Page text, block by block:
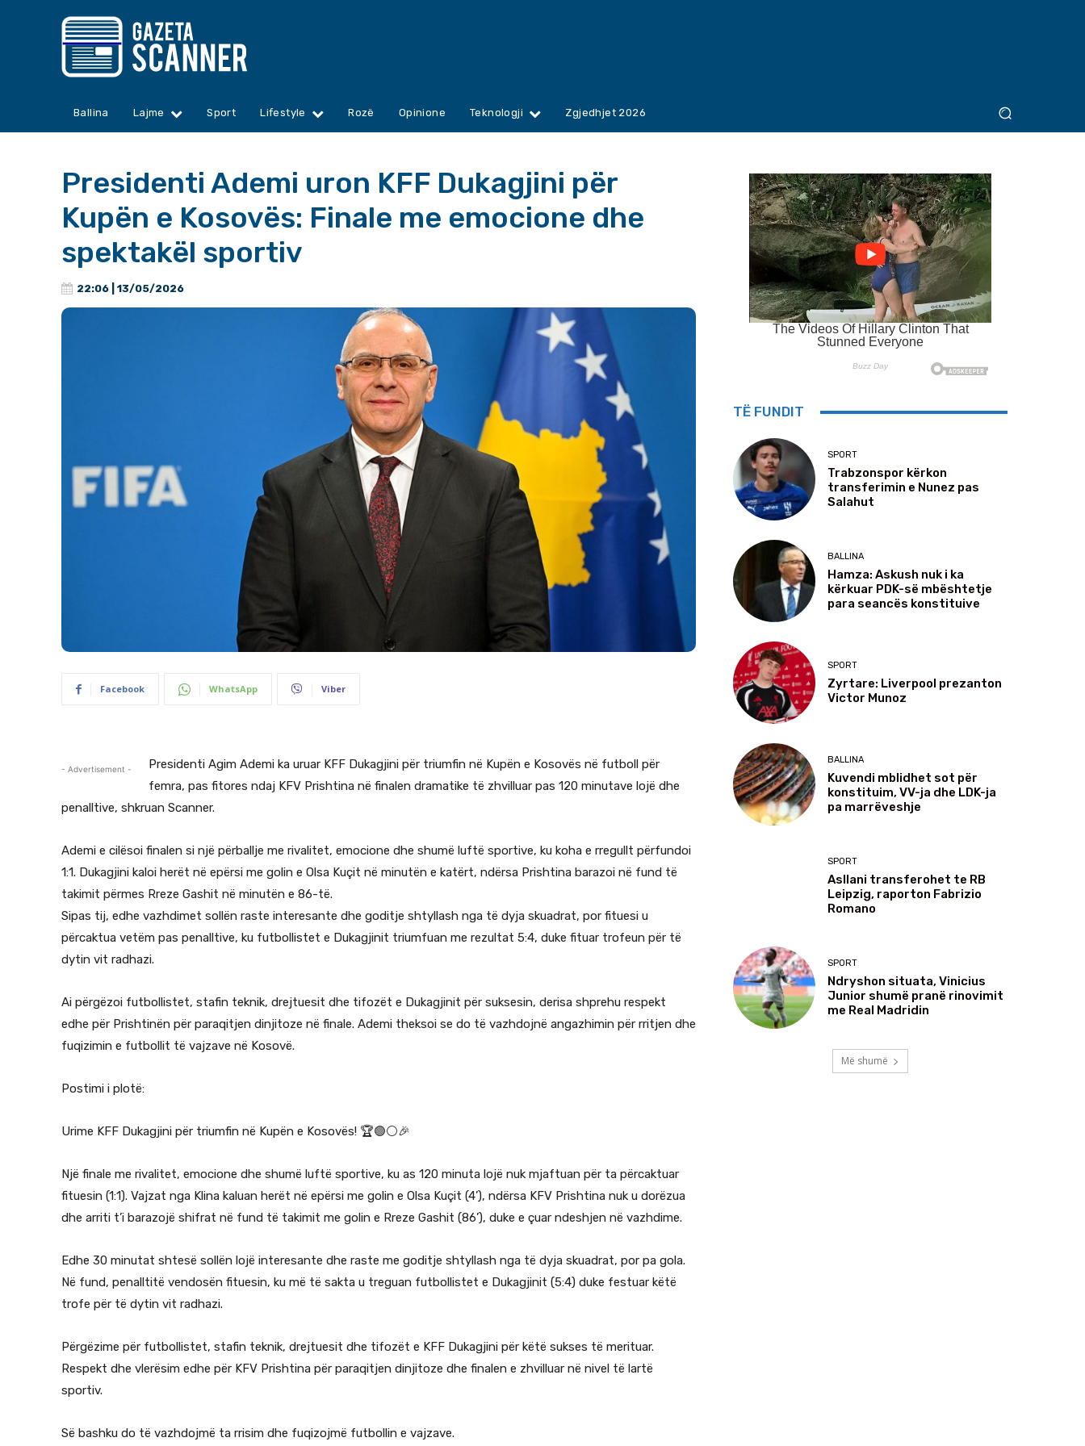
Ballina Lajme Sport Lifestyle Rozë Opinione Teknologji Zgjedhjet 2026
Presidenti Ademi uron KFF Dukagjini për
Kupën e Kosovës: Finale me emocione dhe
spektakël sportiv
22:06 | 13/05/2026
Facebook WhatsApp Viber
- Advertisement -
Presidenti Agim Ademi ka uruar KFF Dukagjini për triumfin në Kupën e Kosovës në futboll për
femra, pas fitores ndaj KFV Prishtina në finalen dramatike të zhvilluar pas 120 minutave lojë dhe
penalltive, shkruan Scanner.
Ademi e cilësoi finalen si një përballje me rivalitet, emocione dhe shumë luftë sportive, ku koha e rregullt përfundoi
1:1. Dukagjini kaloi herët në epërsi me golin e Olsa Kuçit në minutën e katërt, ndërsa Prishtina barazoi në fund të
takimit përmes Rreze Gashit në minutën e 86-të.
Sipas tij, edhe vazhdimet sollën raste interesante dhe goditje shtyllash nga të dyja skuadrat, por fituesi u
përcaktua vetëm pas penalltive, ku futbollistet e Dukagjinit triumfuan me rezultat 5:4, duke fituar trofeun për të
dytin vit radhazi.
Ai përgëzoi futbollistet, stafin teknik, drejtuesit dhe tifozët e Dukagjinit për suksesin, derisa shprehu respekt
edhe për Prishtinën për paraqitjen dinjitoze në finale. Ademi theksoi se do të vazhdojnë angazhimin për rritjen dhe
fuqizimin e futbollit të vajzave në Kosovë.
Postimi i plotë:
Urime KFF Dukagjini për triumfin në Kupën e Kosovës! 🏆🟢⚪️🎉
Një finale me rivalitet, emocione dhe shumë luftë sportive, ku as 120 minuta lojë nuk mjaftuan për ta përcaktuar
fituesin (1:1). Vajzat nga Klina kaluan herët në epërsi me golin e Olsa Kuçit (4’), ndërsa KFV Prishtina nuk u dorëzua
dhe arriti t’i barazojë shifrat në fund të takimit me golin e Rreze Gashit (86’), duke e çuar ndeshjen në vazhdime.
Edhe 30 minutat shtesë sollën lojë interesante dhe raste me goditje shtyllash nga të dyja skuadrat, por pa gola.
Në fund, penalltitë vendosën fituesin, ku më të sakta u treguan futbollistet e Dukagjinit (5:4) duke festuar këtë
trofe për të dytin vit radhazi.
Përgëzime për futbollistet, stafin teknik, drejtuesit dhe tifozët e KFF Dukagjini për këtë sukses të merituar.
Respekt dhe vlerësim edhe për KFV Prishtina për paraqitjen dinjitoze dhe finalen e zhvilluar në nivel të lartë
sportiv.
Së bashku do të vazhdojmë ta rrisim dhe fuqizojmë futbollin e vajzave.
TË FUNDIT
SPORT
Trabzonspor kërkon
transferimin e Nunez pas
Salahut
BALLINA
Hamza: Askush nuk i ka
kërkuar PDK-së mbështetje
para seancës konstituive
SPORT
Zyrtare: Liverpool prezanton
Victor Munoz
BALLINA
Kuvendi mblidhet sot për
konstituim, VV-ja dhe LDK-ja
pa marrëveshje
SPORT
Asllani transferohet te RB
Leipzig, raporton Fabrizio
Romano
SPORT
Ndryshon situata, Vinicius
Junior shumë pranë rinovimit
me Real Madridin
Më shumë